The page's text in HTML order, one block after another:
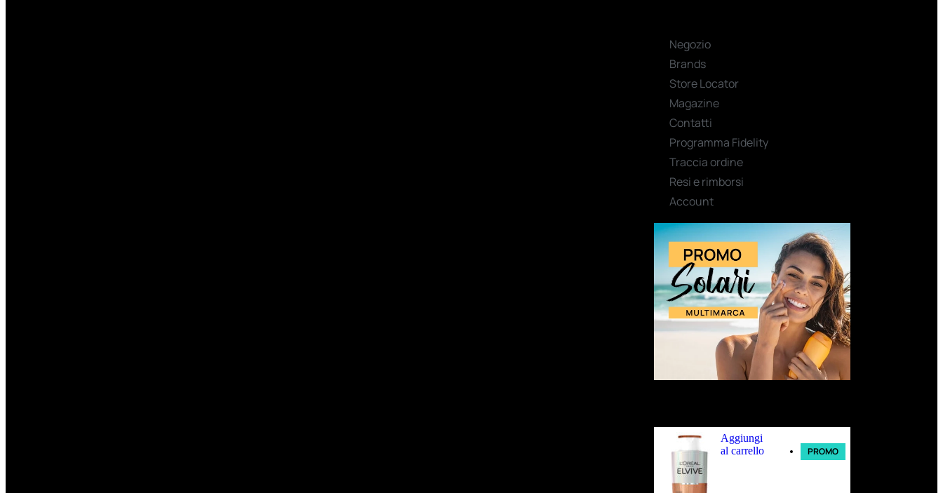
Negozio
Brands
Store Locator
Magazine
Contatti
Programma Fidelity
Traccia ordine
Resi e rimborsi
Account
Aggiungi
al carrello
PROMO